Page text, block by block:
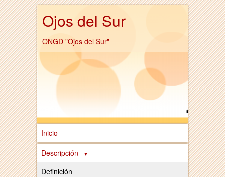
Ojos del Sur
ONGD "Ojos del Sur"
Inicio
Descripción
Definición